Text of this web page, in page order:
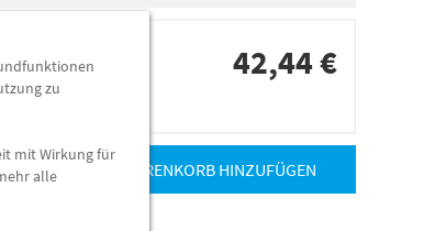
42,44 €
ZUM WARENKORB HINZUFÜGEN
zu
mit Wirkung für
alle